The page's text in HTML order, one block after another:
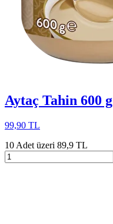
Aytaç Tahin 600 g
99,90 TL
10 Adet üzeri 89,9 TL